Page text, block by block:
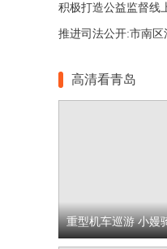
推进司法公开:市南
高清看青岛
重型机车巡游 小嫚